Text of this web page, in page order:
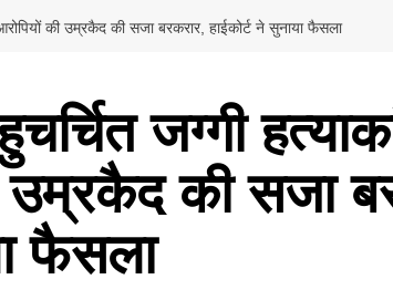
की उम्रकैद की सजा बरकरार, हाईकोर्ट ने सुनाया फैसला
जग्गी
उम्रकैद की सजा
फैसला